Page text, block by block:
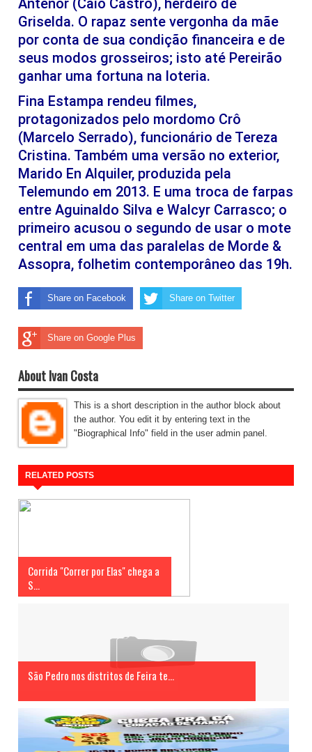
Antenor (Caio Castro), herdeiro de
Griselda. O rapaz sente vergonha da mãe
por conta de sua condição financeira e de
seus modos grosseiros; isto até Pereirão
ganhar uma fortuna na loteria.
Fina Estampa rendeu filmes,
protagonizados pelo mordomo Crô
(Marcelo Serrado), funcionário de Tereza
Cristina. Também uma versão no exterior,
Marido En Alquiler, produzida pela
Telemundo em 2013. E uma troca de farpas
entre Aguinaldo Silva e Walcyr Carrasco; o
primeiro acusou o segundo de usar o mote
central em uma das paralelas de Morde &
Assopra, folhetim contemporâneo das 19h.
Share on Facebook Share on Twitter
Share on Google Plus
About Ivan Costa
This is a short description in the author block about
the author. You edit it by entering text in the
"Biographical Info" field in the user admin panel.
RELATED POSTS
Corrida "Correr por Elas" chega a
S...
São Pedro nos distritos de Feira te...